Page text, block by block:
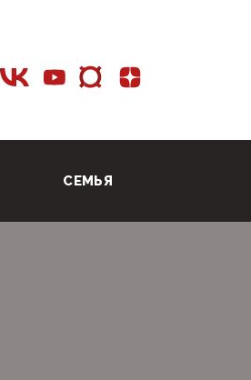
СЕМЬЯ